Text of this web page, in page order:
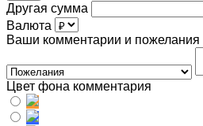
Другая сумма
Валюта
Ваши комментарии и пожелания
Цвет фона комментария